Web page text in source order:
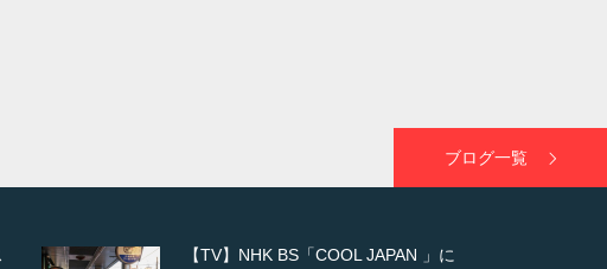
ブログ一覧
【WEB】「猫と焼き芋とマッチョ」